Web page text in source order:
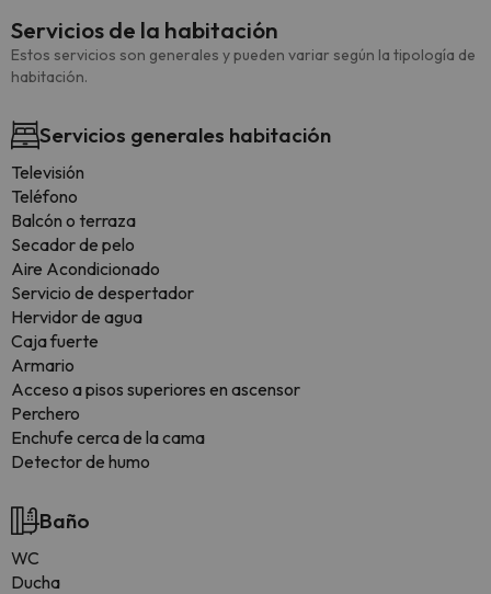
Servicios de la habitación
Estos servicios son generales y pueden variar según la tipología de
habitación.
Servicios generales habitación
Televisión
Teléfono
Balcón o terraza
Secador de pelo
Aire Acondicionado
Servicio de despertador
Hervidor de agua
Caja fuerte
Armario
Acceso a pisos superiores en ascensor
Perchero
Enchufe cerca de la cama
Detector de humo
Baño
WC
Ducha